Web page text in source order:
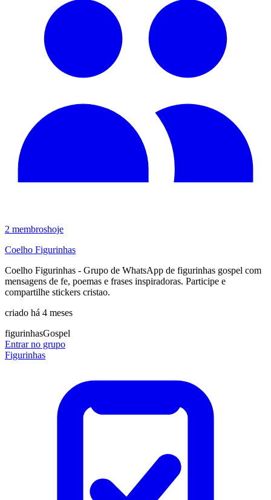
2 membroshoje
Coelho Figurinhas
Coelho Figurinhas - Grupo de WhatsApp de figurinhas gospel com
mensagens de fe, poemas e frases inspiradoras. Participe e
compartilhe stickers cristao.
criado há 4 meses
figurinhasGospel
Entrar no grupo
Figurinhas